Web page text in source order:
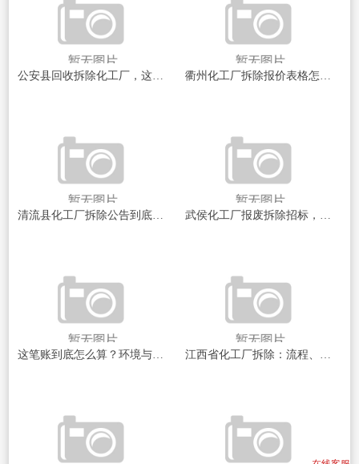
公安县回收拆除化工厂，这些流程和风险你搞清楚了没？
清流县化工厂拆除公告到底说了啥？一文帮你理清楚
这笔账到底怎么算？环境与安全的“硬道理”